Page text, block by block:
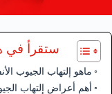
ستقرأ في
ماهو إلتهاب الجيوب
أهم أعراض إلتهاب